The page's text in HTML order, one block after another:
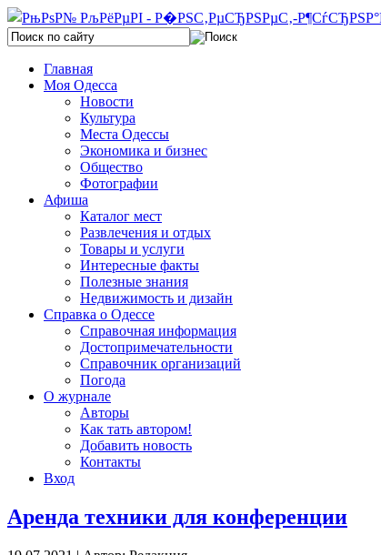
Главная
Моя Одесса
Новости
Культура
Места Одессы
Экономика и бизнес
Общество
Фотографии
Афиша
Каталог мест
Развлечения и отдых
Товары и услуги
Интересные факты
Полезные знания
Недвижимость и дизайн
Справка о Одессе
Справочная информация
Достопримечательности
Справочник организаций
Погода
О журнале
Авторы
Как тать автором!
Добавить новость
Контакты
Вход
Аренда техники для конференции